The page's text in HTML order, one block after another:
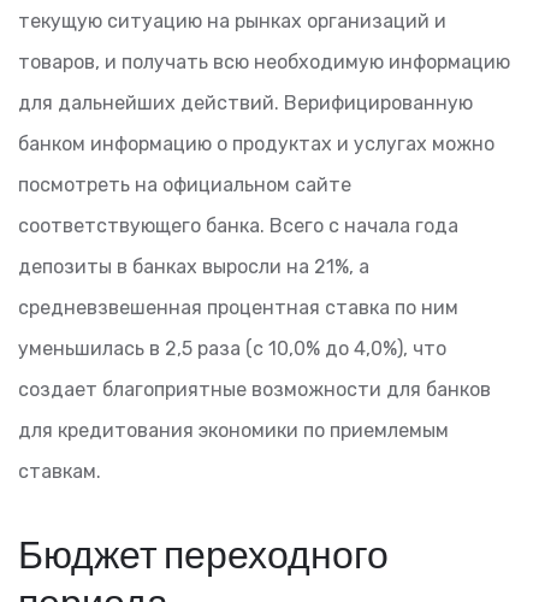
текущую ситуацию на рынках организаций и
товаров, и получать всю необходимую информацию
для дальнейших действий. Верифицированную
банком информацию о продуктах и услугах можно
посмотреть на официальном сайте
соответствующего банка. Всего с начала года
депозиты в банках выросли на 21%, а
средневзвешенная процентная ставка по ним
уменьшилась в 2,5 раза (с 10,0% до 4,0%), что
создает благоприятные возможности для банков
для кредитования экономики по приемлемым
ставкам.
Бюджет переходного